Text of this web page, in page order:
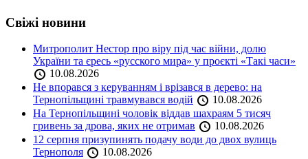
Свіжі новини
Митрополит Нестор про віру під час війни, долю
України та єресь «русского мира» у проєкті «Такі часи»
10.08.2026
Не впорався з керуванням і врізався в дерево: на
Тернопільщині травмувався водій
10.08.2026
На Тернопільщині чоловік віддав шахраям 5 тисяч
гривень за дрова, яких не отримав
10.08.2026
12 серпня призупинять подачу води до двох вулиць
Тернополя
10.08.2026